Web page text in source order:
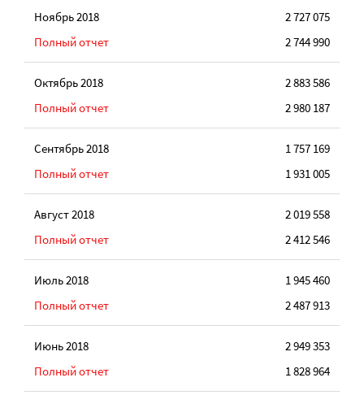
Ноябрь 2018
2 727 075
2 744 990
Полный отчет
Октябрь 2018
2 883 586
2 980 187
Полный отчет
Сентябрь 2018
1 757 169
1 931 005
Полный отчет
Август 2018
2 019 558
2 412 546
Полный отчет
Июль 2018
1 945 460
2 487 913
Полный отчет
Июнь 2018
2 949 353
1 828 964
Полный отчет